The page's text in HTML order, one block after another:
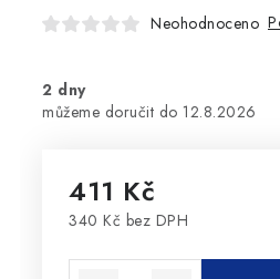
Neohodnoceno
2 dny
12.8.2026
411 Kč
340 Kč bez DPH